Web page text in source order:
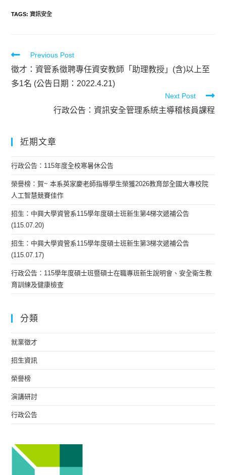
TAGS:資訊安全
Previous Post
徵才：資管系徵聘專任資安教師「助理教授」(含)以上至
多1名 (公告日期：2022.4.21)
Next Post
行政公告：資訊安全管理系統主導稽核員課程
近期文章
行政公告：115年度全校寒暑休公告
榮譽榜：賀~ 本系英家慶老師指導學生榮獲2026教育部全國大專校院
人工智慧競賽佳作
招生：中興大學資管系115學年度碩士班新生第4梯次遞補公告
(115.07.20)
招生：中興大學資管系115學年度碩士班新生第3梯次遞補公告
(115.07.17)
行政公告：115學年度碩士班暨碩士在職專班新生說明會、安全衛生教
育訓練及健康檢查
分類
就業徵才
招生資訊
榮譽榜
演講研討
行政公告